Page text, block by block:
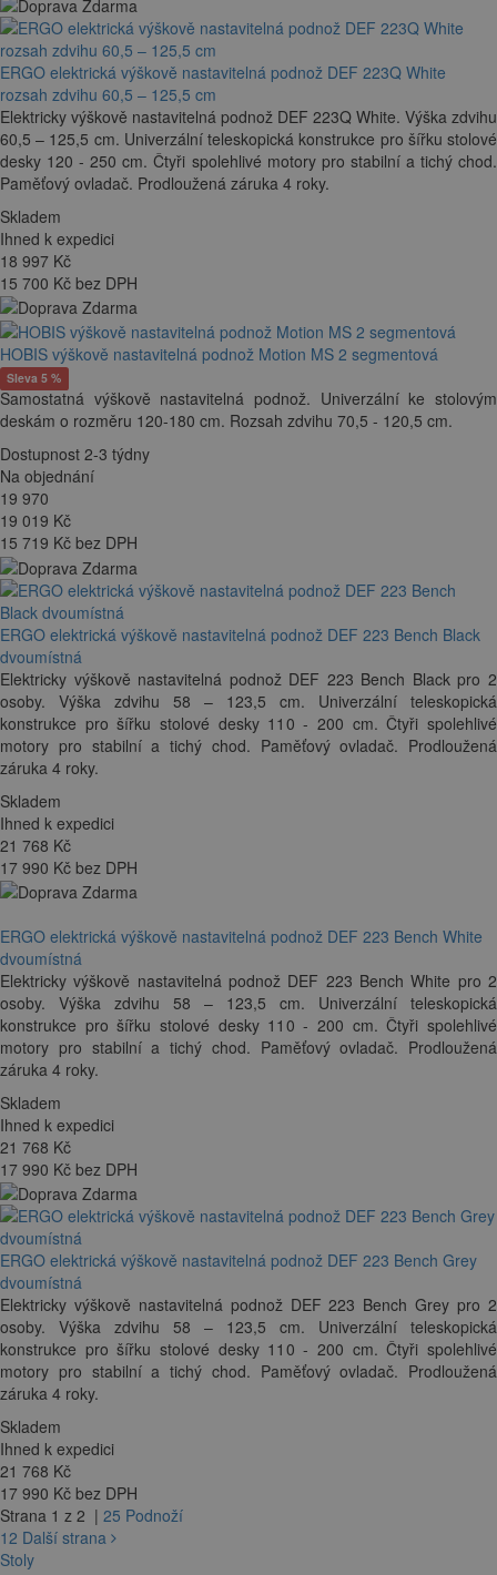
ERGO elektrická výškově nastavitelná podnož DEF 223Q White
rozsah zdvihu 60,5 – 125,5 cm
Elektricky výškově nastavitelná podnož DEF 223Q White. Výška zdvihu
60,5 – 125,5 cm. Univerzální teleskopická konstrukce pro šířku stolové
desky 120 - 250 cm. Čtyři spolehlivé motory pro stabilní a tichý chod.
Paměťový ovladač. Prodloužená záruka 4 roky.
Skladem
Ihned k expedici
18 997 Kč
15 700 Kč bez DPH
HOBIS výškově nastavitelná podnož Motion MS 2 segmentová
Sleva 5 %
Samostatná výškově nastavitelná podnož. Univerzální ke stolovým
deskám o rozměru 120-180 cm. Rozsah zdvihu 70,5 - 120,5 cm.
Dostupnost 2-3 týdny
Na objednání
19 970
19 019 Kč
15 719 Kč bez DPH
ERGO elektrická výškově nastavitelná podnož DEF 223 Bench Black
dvoumístná
Elektricky výškově nastavitelná podnož DEF 223 Bench Black pro 2
osoby. Výška zdvihu 58 – 123,5 cm. Univerzální teleskopická
konstrukce pro šířku stolové desky 110 - 200 cm. Čtyři spolehlivé
motory pro stabilní a tichý chod. Paměťový ovladač. Prodloužená
záruka 4 roky.
Skladem
Ihned k expedici
21 768 Kč
17 990 Kč bez DPH
ERGO elektrická výškově nastavitelná podnož DEF 223 Bench White
dvoumístná
Elektricky výškově nastavitelná podnož DEF 223 Bench White pro 2
osoby. Výška zdvihu 58 – 123,5 cm. Univerzální teleskopická
konstrukce pro šířku stolové desky 110 - 200 cm. Čtyři spolehlivé
motory pro stabilní a tichý chod. Paměťový ovladač. Prodloužená
záruka 4 roky.
Skladem
Ihned k expedici
21 768 Kč
17 990 Kč bez DPH
ERGO elektrická výškově nastavitelná podnož DEF 223 Bench Grey
dvoumístná
Elektricky výškově nastavitelná podnož DEF 223 Bench Grey pro 2
osoby. Výška zdvihu 58 – 123,5 cm. Univerzální teleskopická
konstrukce pro šířku stolové desky 110 - 200 cm. Čtyři spolehlivé
motory pro stabilní a tichý chod. Paměťový ovladač. Prodloužená
záruka 4 roky.
Skladem
Ihned k expedici
21 768 Kč
17 990 Kč bez DPH
Strana 1 z 2 | 25 Podnoží
12 Další strana
Stoly